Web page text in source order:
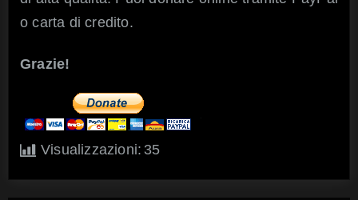
o carta di credito.
Grazie!
Visualizzazioni: 35